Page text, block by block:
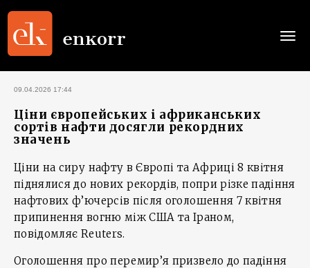
09.04.2026 17:44
Ціни європейських і африканських
сортів нафти досягли рекордних
значень
Ціни на сиру нафту в Європі та Африці 8 квітня
піднялися до нових рекордів, попри різке падіння
нафтових ф’ючерсів після оголошення 7 квітня
припинення вогню між США та Іраном,
повідомляє Reuters.
Оголошення про перемир’я призвело до падіння